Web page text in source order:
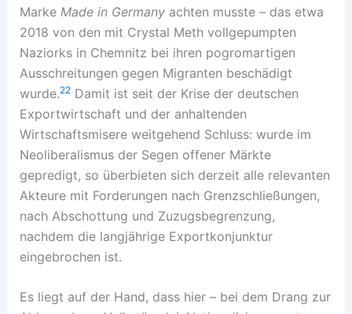
Marke Made in Germanyachten musste – das etwa
2018 von den mit Crystal Meth vollgepumpten
Naziorks in Chemnitz bei ihren pogromartigen
Ausschreitungen gegen Migranten beschädigt
wurde.22Damit ist seit der Krise der deutschen
Exportwirtschaft und der anhaltenden
Wirtschaftsmisere weitgehend Schluss: wurde im
Neoliberalismus der Segen offener Märkte
gepredigt, so überbieten sich derzeit alle relevanten
Akteure mit Forderungen nach Grenzschließungen,
nach Abschottung und Zuzugsbegrenzung,
nachdem die langjährige Exportkonjunktur
eingebrochen ist.
Es liegt auf der Hand, dass hier – bei dem Drang zur